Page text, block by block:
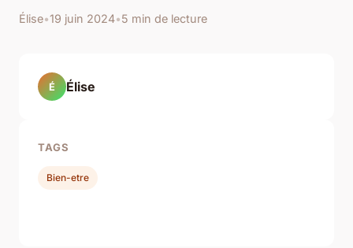
Élise•19 juin 2024•5 min de lecture
É Élise
TAGS
Bien-etre